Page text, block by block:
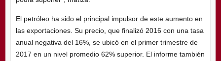
El petróleo ha sido el principal impulsor de este aumento en
las exportaciones. Su precio, que finalizó 2016 con una tasa
anual negativa del 16%, se ubicó en el primer trimestre de
2017 en un nivel promedio 62% superior. El informe también